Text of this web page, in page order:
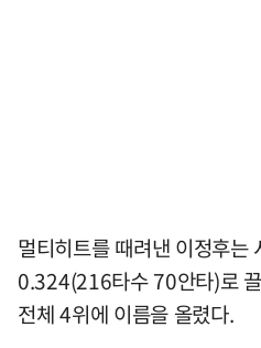
멀티히트를 때려낸 이정후
0.324(216타수 70안타)로
전체 4위에 이름을 올렸다.